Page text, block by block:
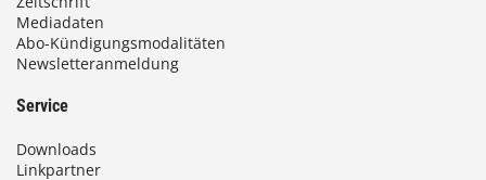
Mediadaten
Abo-Kündigungsmodalitäten
Newsletteranmeldung
Service
Downloads
Linkpartner